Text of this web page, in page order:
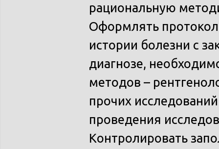
рациональную
Оформлять
истории болезни с
диагнозе,
методов –
прочих
проведения
Контролировать